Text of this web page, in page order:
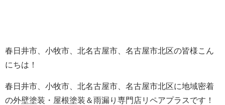
春日井市、小牧市、北名古屋市、名古屋市北区の皆様こん
にちは！
春日井市、小牧市、北名古屋市、名古屋市北区に地域密着
の外壁塗装・屋根塗装＆雨漏り専門店リペアプラスです！